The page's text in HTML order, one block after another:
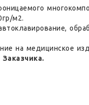
м2.
на медицинское